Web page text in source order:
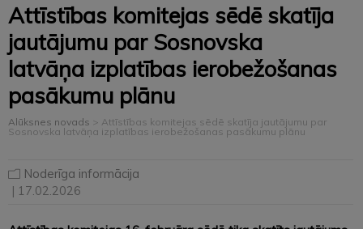
Attīstības komitejas sēdē skatīja
jautājumu par Sosnovska
latvāņa izplatības ierobežošanas
pasākumu plānu
Alūksnes novads > Attīstības komitejas sēdē skatīja jautājumu par
Sosnovska latvāņa izplatības ierobežošanas pasākumu plānu
Noderīga informācija
| 17.02.2026